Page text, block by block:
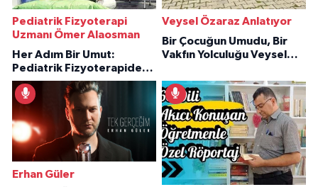
Pediatrik Fizyoterapi
Uzmanı Ömer Alaosman
Her Adım Bir Umut:
Pediatrik Fizyoterapiden
İlham Veren Hikâyeler
Veysel Özaraz Anlatıyor
Bir Çocuğun Umudu, Bir
Vakfın Yolculuğu Veysel
Erhan Güler